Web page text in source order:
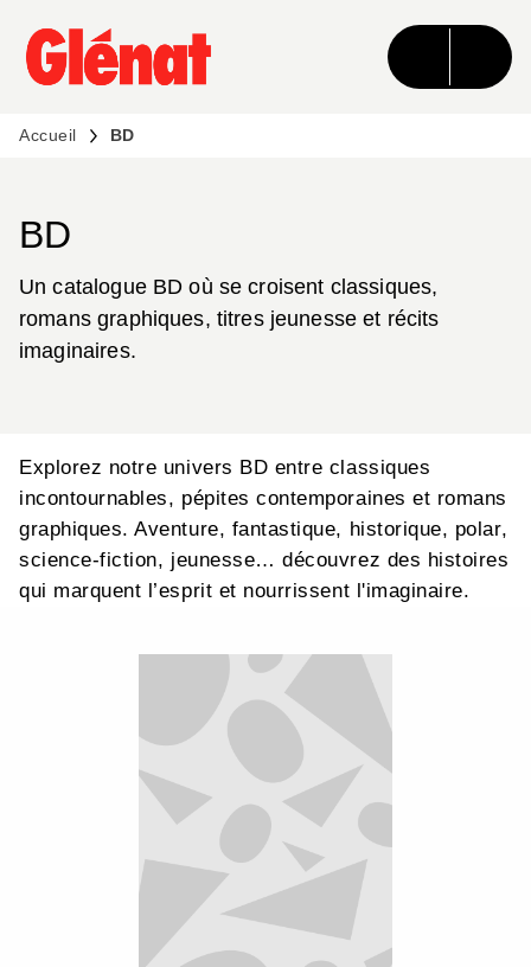
MENU RECHERCHE CONTENU
PIED DE PAGE
Accueil BD
BD
Un catalogue BD où se croisent classiques,
romans graphiques, titres jeunesse et récits
imaginaires.
Explorez notre univers BD entre classiques
incontournables, pépites contemporaines et romans
graphiques. Aventure, fantastique, historique, polar,
science-fiction, jeunesse… découvrez des histoires
qui marquent l’esprit et nourrissent l'imaginaire.